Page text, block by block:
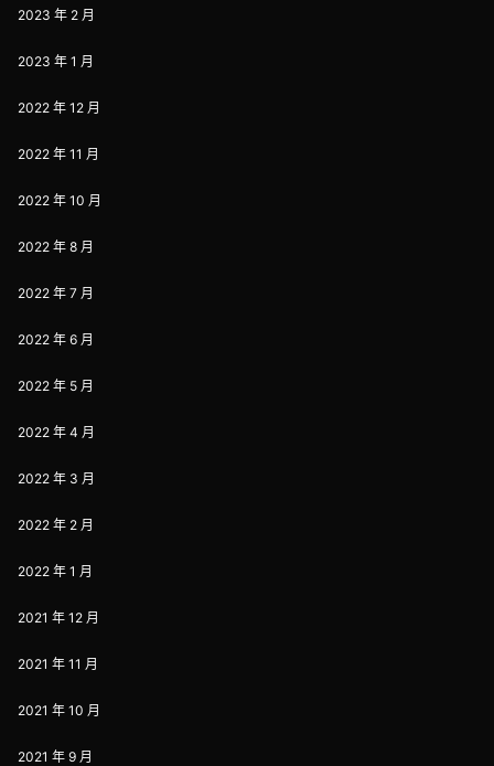
2023 年 2 月
2023 年 1 月
2022 年 12 月
2022 年 11 月
2022 年 10 月
2022 年 8 月
2022 年 7 月
2022 年 6 月
2022 年 5 月
2022 年 4 月
2022 年 3 月
2022 年 2 月
2022 年 1 月
2021 年 12 月
2021 年 11 月
2021 年 10 月
2021 年 9 月